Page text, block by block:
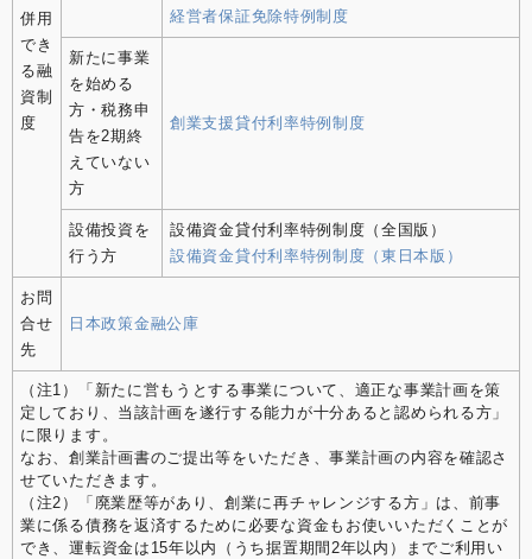
併用
でき
る融
資制
度
経営者保証免除特例制度
新たに事業
を始める
方・税務申
告を2期終
えていない
方
創業支援貸付利率特例制度
設備投資を
行う方
設備資金貸付利率特例制度（全国版）
設備資金貸付利率特例制度（東日本版）
お問
合せ
先
日本政策金融公庫
（注1）「新たに営もうとする事業について、適正な事業計画を策
定しており、当該計画を遂行する能力が十分あると認められる方」
に限ります。
なお、創業計画書のご提出等をいただき、事業計画の内容を確認さ
せていただきます。
（注2）「廃業歴等があり、創業に再チャレンジする方」は、前事
業に係る債務を返済するために必要な資金もお使いいただくことが
でき、運転資金は15年以内（うち据置期間2年以内）までご利用い